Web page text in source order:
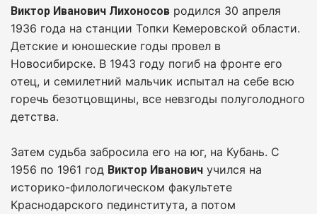
Виктор Иванович Лихоносов родился 30 апреля
1936 года на станции Топки Кемеровской области.
Детские и юношеские годы провел в
Новосибирске. В 1943 году погиб на фронте его
отец, и семилетний мальчик испытал на себе всю
горечь безотцовщины, все невзгоды полуголодного
детства.
Затем судьба забросила его на юг, на Кубань. С
1956 по 1961 год Виктор Иванович учился на
историко-филологическом факультете
Краснодарского пединститута, а потом